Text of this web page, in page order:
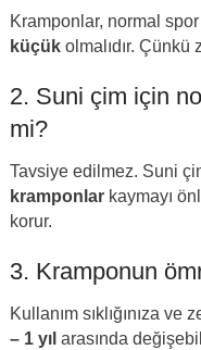
Kramponlar, normal
küçükolmalıdır. Çünkü
2. Suni çim için
mi?
Tavsiye edilmez. Suni
kramponlarkaymayı
korur.
3. Kramponun
Kullanım sıklığınıza
– 1 yıl arasında